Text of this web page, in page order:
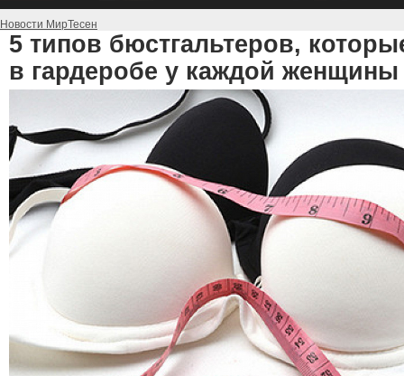
Новости МирТесен
5 типов бюстгальтеров,
в гардеробе у каждой женщины